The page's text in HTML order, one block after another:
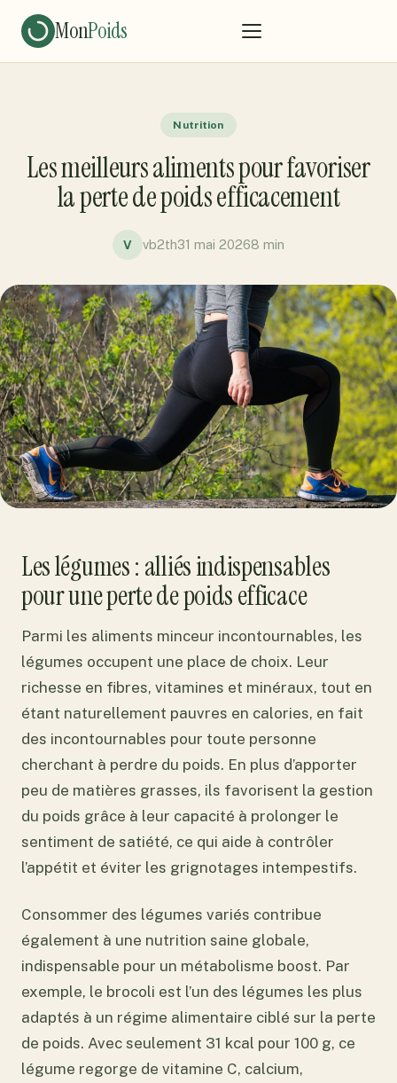
MonPoids
Nutrition
Les meilleurs aliments pour favoriser
la perte de poids efficacement
V vb2th31 mai 20268 min
Les légumes : alliés indispensables
pour une perte de poids efficace
Parmi les aliments minceur incontournables, les
légumes occupent une place de choix. Leur
richesse en fibres, vitamines et minéraux, tout en
étant naturellement pauvres en calories, en fait
des incontournables pour toute personne
cherchant à perdre du poids. En plus d’apporter
peu de matières grasses, ils favorisent la gestion
du poids grâce à leur capacité à prolonger le
sentiment de satiété, ce qui aide à contrôler
l’appétit et éviter les grignotages intempestifs.
Consommer des légumes variés contribue
également à une nutrition saine globale,
indispensable pour un métabolisme boost. Par
exemple, le brocoli est l’un des légumes les plus
adaptés à un régime alimentaire ciblé sur la perte
de poids. Avec seulement 31 kcal pour 100 g, ce
légume regorge de vitamine C, calcium,